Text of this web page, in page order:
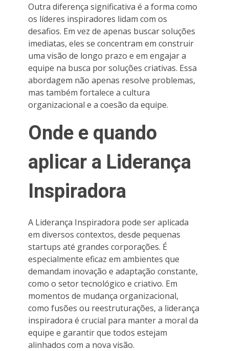
Outra diferença significativa é a forma como
os líderes inspiradores lidam com os
desafios. Em vez de apenas buscar soluções
imediatas, eles se concentram em construir
uma visão de longo prazo e em engajar a
equipe na busca por soluções criativas. Essa
abordagem não apenas resolve problemas,
mas também fortalece a cultura
organizacional e a coesão da equipe.
Onde e quando
aplicar a Liderança
Inspiradora
A Liderança Inspiradora pode ser aplicada
em diversos contextos, desde pequenas
startups até grandes corporações. É
especialmente eficaz em ambientes que
demandam inovação e adaptação constante,
como o setor tecnológico e criativo. Em
momentos de mudança organizacional,
como fusões ou reestruturações, a liderança
inspiradora é crucial para manter a moral da
equipe e garantir que todos estejam
alinhados com a nova visão.